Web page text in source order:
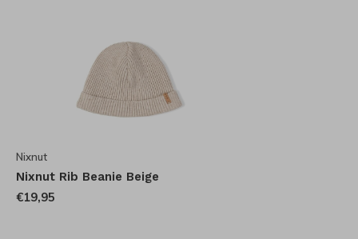
Nixnut
Nixnut Rib Beanie Beige
€19,95